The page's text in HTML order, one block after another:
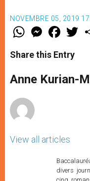
NOVEMBRE 05, 2019
W
t
s
p
p
M
e
s
e
g
e
F
a
e
b
o
k
w
r
Share this Entry
Anne Kurian-
View all articles
divers